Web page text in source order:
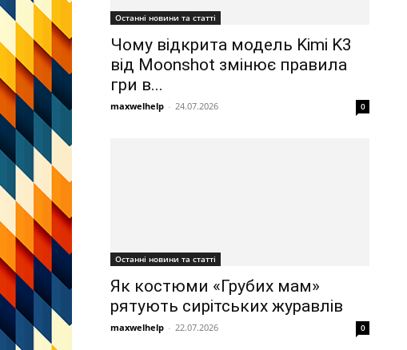
Останні новини та статті
Чому відкрита модель Kimi K3
від Moonshot змінює правила
гри в...
maxwelhelp - 24.07.2026 0
Останні новини та статті
Як костюми «Грубих мам»
рятують сирітських журавлів
maxwelhelp - 22.07.2026 0